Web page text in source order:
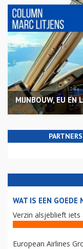
MIJNBOUW, EU EN
WAT IS EEN GOEDE
Verzin alsjeblieft iets
European Airlines